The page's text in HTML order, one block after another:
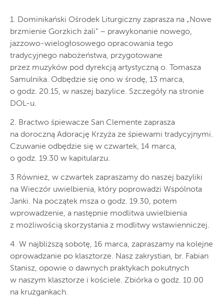
1. Dominikański Ośrodek Liturgiczny zaprasza na „Nowe
brzmienie Gorzkich żali” – prawykonanie nowego,
jazzowo-wielogłosowego opracowania tego
tradycyjnego nabożeństwa, przygotowane
przez muzyków pod dyrekcją artystyczną o. Tomasza
Samulnika. Odbędzie się ono w środę, 13 marca,
o godz. 20.15, w naszej bazylice. Szczegóły na stronie
DOL-u.
2. Bractwo śpiewacze San Clemente zaprasza
na doroczną Adorację Krzyża ze śpiewami tradycyjnymi.
Czuwanie odbędzie się w czwartek, 14 marca,
o godz. 19.30 w kapitularzu.
3 Również, w czwartek zapraszamy do naszej bazyliki
na Wieczór uwielbienia, który poprowadzi Wspólnota
Janki. Na początek msza o godz. 19.30, potem
wprowadzenie, a następnie modlitwa uwielbienia
z możliwością skorzystania z modlitwy wstawienniczej.
4. W najbliższą sobotę, 16 marca, zapraszamy na kolejne
oprowadzanie po klasztorze. Nasz zakrystian, br. Fabian
Stanisz, opowie o dawnych praktykach pokutnych
w naszym klasztorze i kościele. Zbiórka o godz. 10.00
na krużgankach.